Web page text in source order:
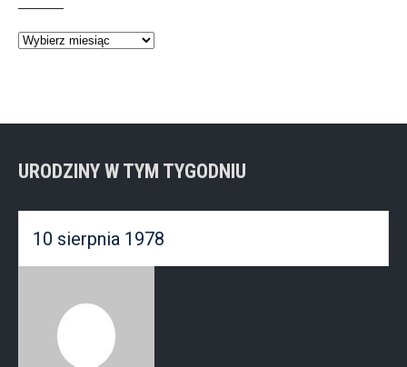
Archiwum
URODZINY W TYM TYGODNIU
10 sierpnia 1978